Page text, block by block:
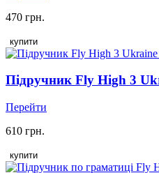
470 грн.
купити
Підручник Fly High 3
Перейти
610 грн.
купити